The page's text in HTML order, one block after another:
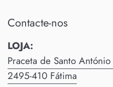
Contacte-nos
LOJA:
Praceta de Santo António
2495-410 Fátima